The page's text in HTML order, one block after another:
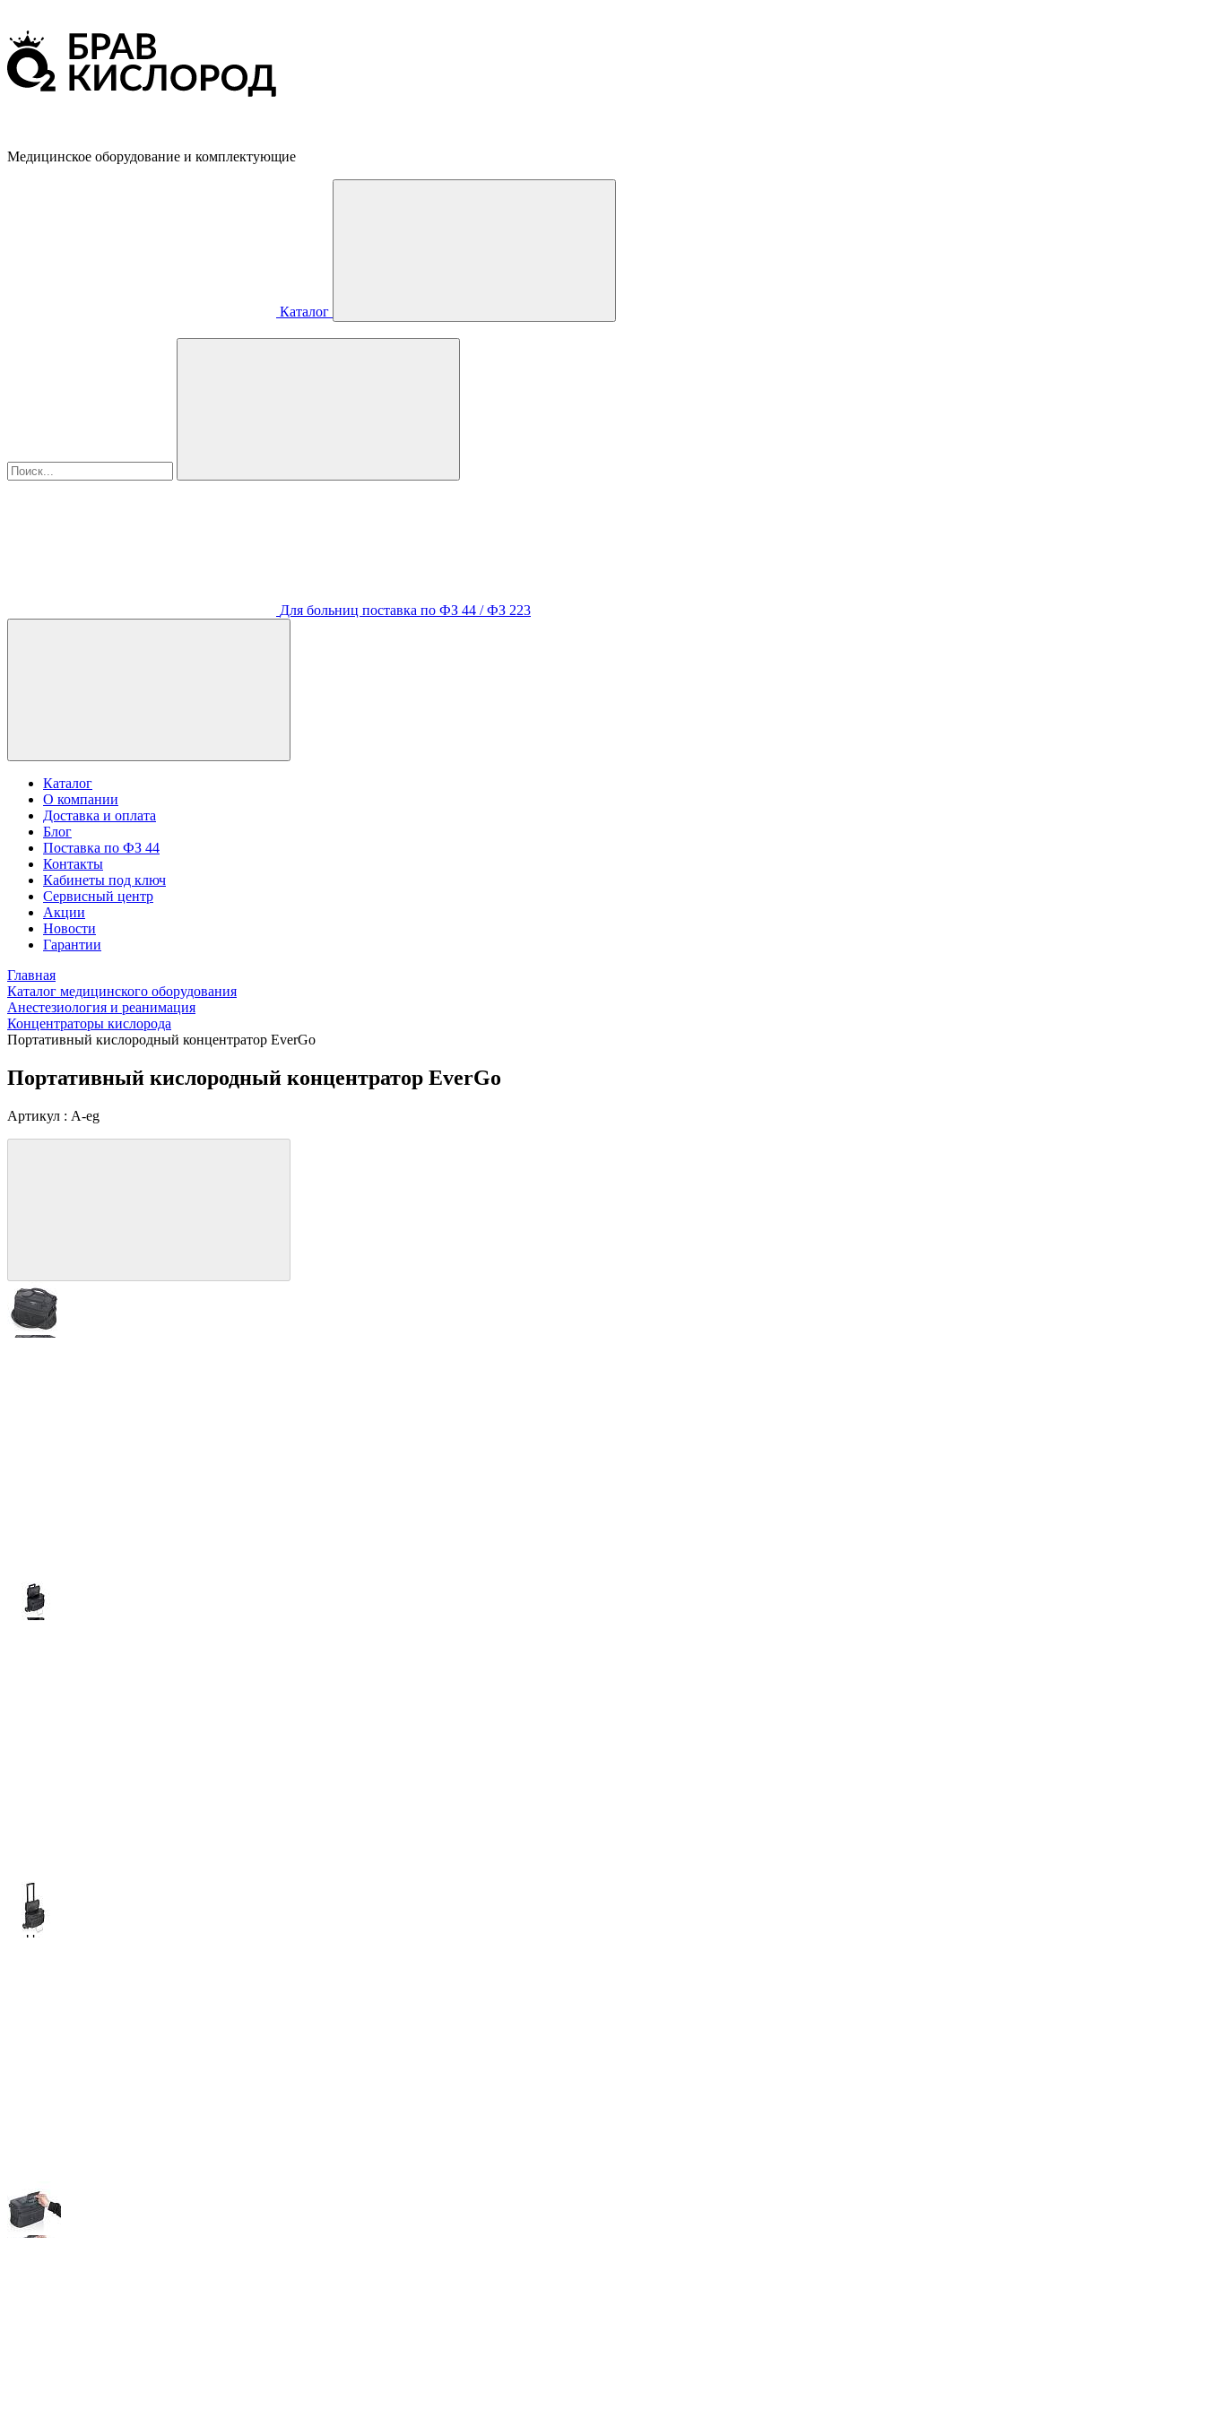
Медицинское оборудование и комплектующие
Каталог
Для больниц поставка по ФЗ 44 / ФЗ 223
Каталог
О компании
Доставка и оплата
Блог
Поставка по ФЗ 44
Контакты
Кабинеты под ключ
Сервисный центр
Акции
Новости
Гарантии
Главная
Каталог медицинского оборудования
Анестезиология и реанимация
Концентраторы кислорода
Портативный кислородный концентратор EverGo
Портативный кислородный концентратор EverGo
Артикул : A-eg